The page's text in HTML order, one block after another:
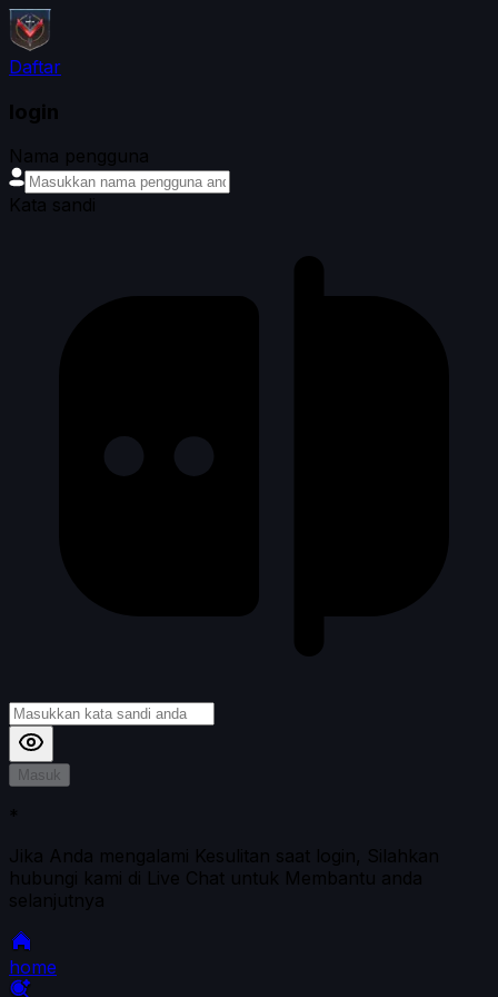
Daftar
login
Nama pengguna
Kata sandi
Masuk
*
Jika Anda mengalami Kesulitan saat login, Silahkan
hubungi kami di Live Chat untuk Membantu anda
selanjutnya
home